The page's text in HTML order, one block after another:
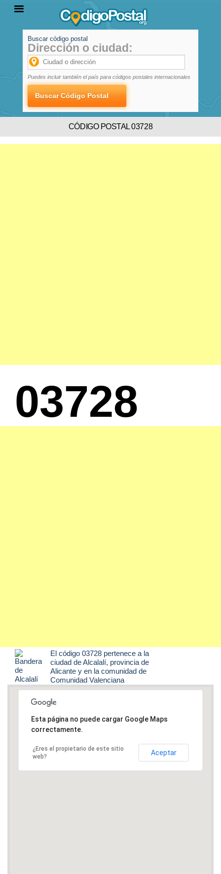
PROVINCIAS
LOCALIDADES
Buscar código postal
Dirección o ciudad:
Puedes incluir también el país para códigos postales internacionales
CÓDIGO POSTAL 03728
03728
El código 03728 pertenece a la
ciudad deAlcalalí, provincia de
Alicante y en la comunidad de
Comunidad Valenciana
Esta página no puede cargar Google Maps
correctamente.
¿Eres el propietario de este sitio
web?
Aceptar